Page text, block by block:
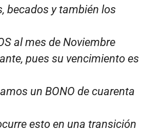
becados y también los
al mes de Noviembre
pues su vencimiento es
un BONO de cuarenta
esto en una transición